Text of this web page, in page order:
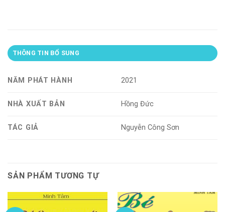
THÔNG TIN BỔ SUNG
NĂM PHÁT HÀNH 2021
NHÀ XUẤT BẢN Hồng Đức
TÁC GIẢ Nguyễn Công Sơn
SẢN PHẨM TƯƠNG TỰ